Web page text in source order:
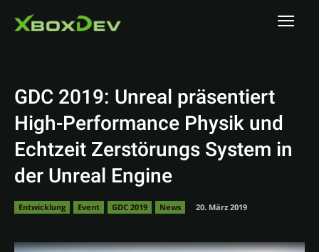
GDC 2019: Unreal präsentiert
High-Performance Physik und
Echtzeit Zerstörungs System in
der Unreal Engine
Entwicklung Event GDC 2019 News 20. März 2019